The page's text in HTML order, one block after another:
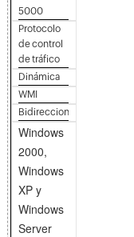
5000
Protocolo
de control
de tráfico
Dinámica
WMI
Bidireccional
Windows
2000,
Windows
XP y
Windows
Server